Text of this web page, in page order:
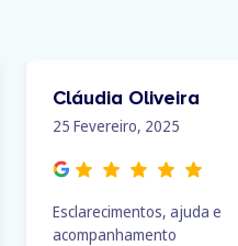
Cláudia Oliveira
25 Fevereiro, 2025
Esclarecimentos, ajuda e
acompanhamento